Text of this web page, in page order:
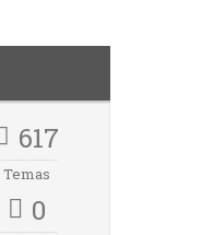
617
Temas
0